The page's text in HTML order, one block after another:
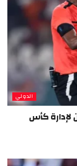
الدولي
لإدارة كأس